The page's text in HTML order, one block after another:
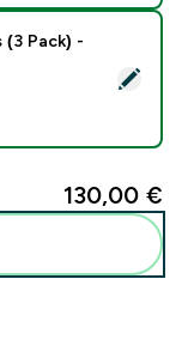
Socks (3 Pack)
(3 Pack) -
130,00 €‎